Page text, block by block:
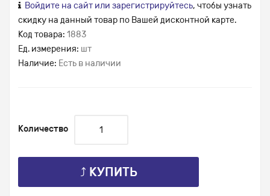
Войдите на сайт или зарегистрируйтесь, чтобы узнать
скидку на данный товар по Вашей дисконтной карте.
Код товара: 1883
Ед. измерения: шт
Наличие: Есть в наличии
Количество
⤴ КУПИТЬ